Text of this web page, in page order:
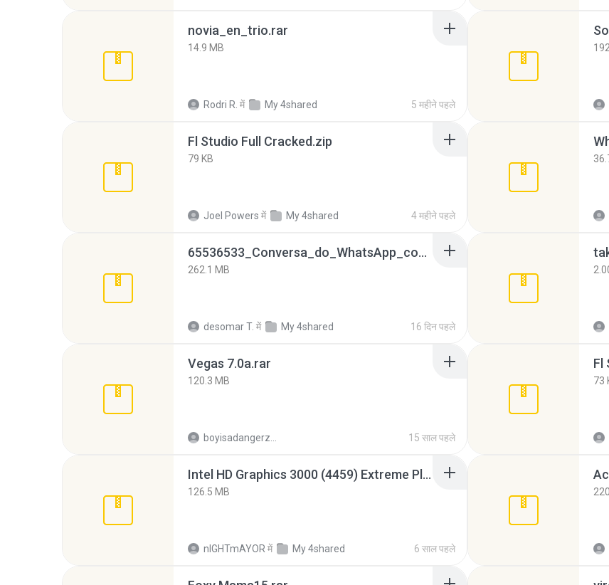
novia_en_trio.rar
14.9 MB
Rodri R. में My 4shared 5 महीने पहले
Fl Studio Full Cracked.zip
79 KB
Joel Powers में My 4shared 4 महीने पहले
65536533_Conversa_do_WhatsApp_com_Meu_Esposo.zip
262.1 MB
desomar T. में My 4shared 16 दिन पहले
Vegas 7.0a.rar
120.3 MB
15 साल पहले
Fl
73
Intel HD Graphics 3000 (4459) Extreme Plus 2.0.zip
126.5 MB
nIGHTmAYOR में My 4shared 6 साल पहले